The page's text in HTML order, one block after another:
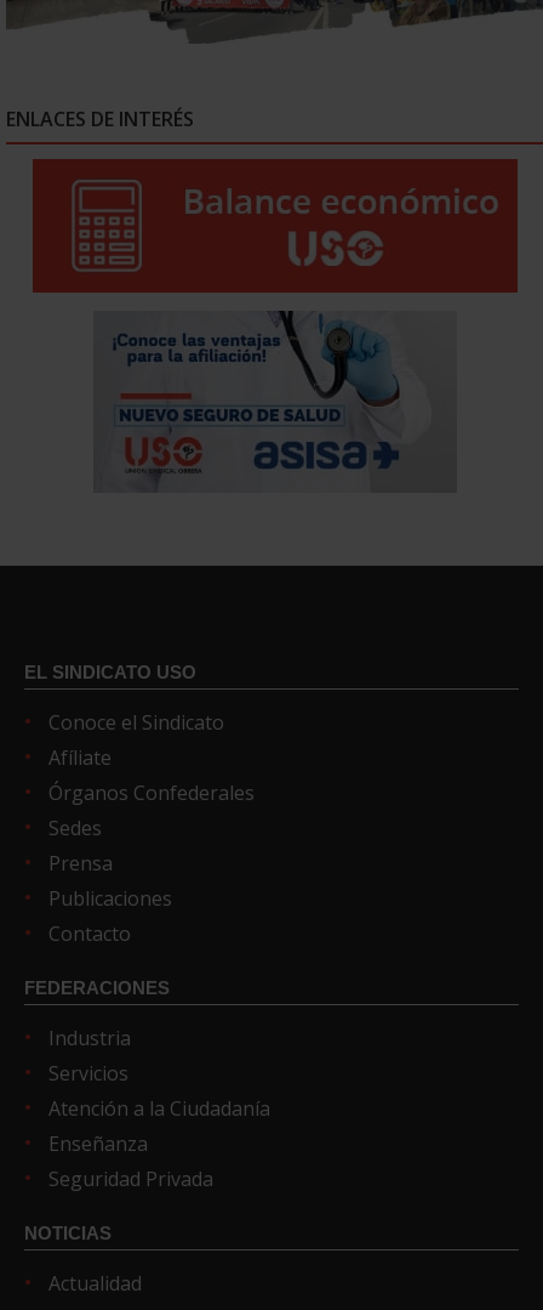
ENLACES DE INTERÉS
EL SINDICATO USO
Conoce el Sindicato
Afíliate
Órganos Confederales
Sedes
Prensa
Publicaciones
Contacto
FEDERACIONES
Industria
Servicios
Atención a la Ciudadanía
Enseñanza
Seguridad Privada
NOTICIAS
Actualidad